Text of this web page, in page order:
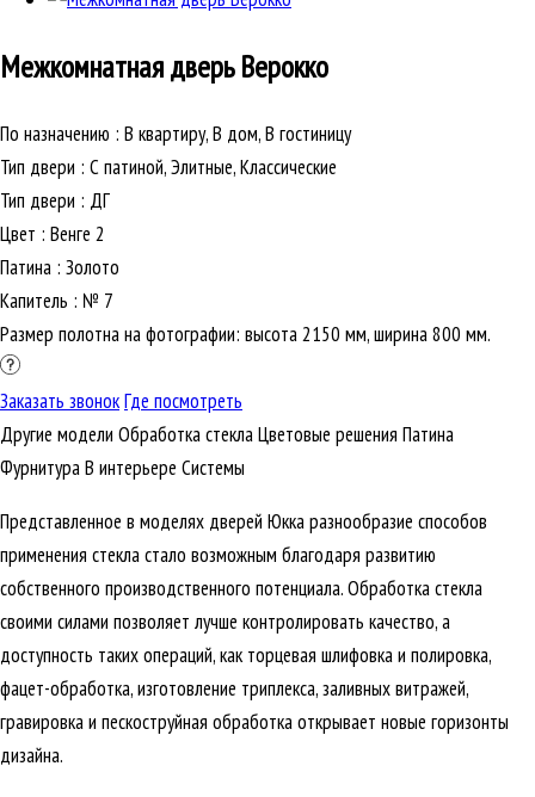
Межкомнатная дверь Верокко
По назначению : В квартиру, В дом, В гостиницу
Тип двери : С патиной, Элитные, Классические
Тип двери : ДГ
Цвет : Венге 2
Патина : Золото
Капитель : № 7
Размер полотна на фотографии: высота 2150 мм, ширина 800 мм.
Заказать звонокГде посмотреть
Другие модели Обработка стеклаЦветовые решения Патина
ФурнитураВ интерьере Cистемы
Представленное в моделях дверей Юкка разнообразие способов
применения стекла стало возможным благодаря развитию
собственного производственного потенциала. Обработка стекла
своими силами позволяет лучше контролировать качество, а
доступность таких операций, как торцевая шлифовка и полировка,
фацет-обработка, изготовление триплекса, заливных витражей,
гравировка и пескоструйная обработка открывает новые горизонты
дизайна.